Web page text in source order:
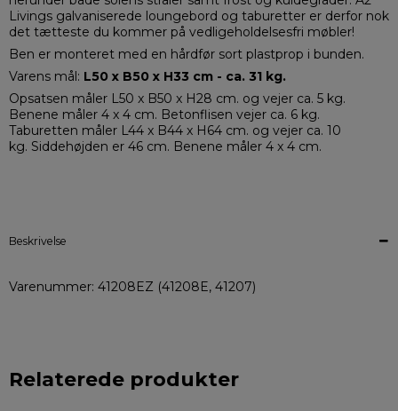
Livings galvaniserede loungebord og taburetter er derfor nok
det tætteste du kommer på vedligeholdelsesfri møbler!
Ben er monteret med en hårdfør sort plastprop i bunden.
Varens mål: L50 x B50 x H33 cm - ca. 31 kg.
Opsatsen måler L50 x B50 x H28 cm. og vejer ca. 5 kg.
Benene måler 4 x 4 cm. Betonflisen vejer ca. 6 kg.
Taburetten måler L44 x B44 x H64 cm. og vejer ca. 10
kg. Siddehøjden er 46 cm. Benene måler 4 x 4 cm.
Beskrivelse
Varenummer: 41208EZ (41208E, 41207)
Relaterede produkter